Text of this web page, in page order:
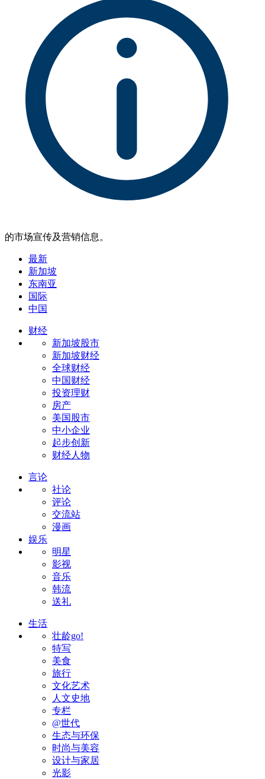
的市场宣传及营销信息。
最新
新加坡
东南亚
国际
中国
财经
新加坡股市
新加坡财经
全球财经
中国财经
投资理财
房产
美国股市
中小企业
起步创新
财经人物
言论
社论
评论
交流站
漫画
娱乐
明星
影视
音乐
韩流
送礼
生活
壮龄go!
特写
美食
旅行
文化艺术
人文史地
专栏
@世代
生态与环保
时尚与美容
设计与家居
光影